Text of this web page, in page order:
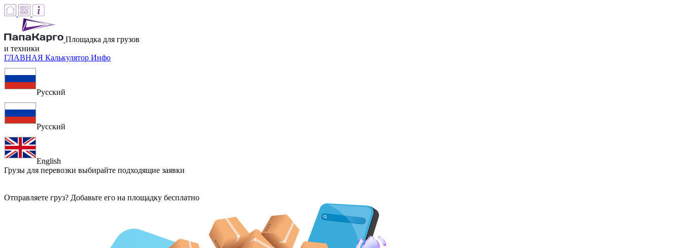
Площадка для грузов
и техники
ГЛАВНАЯ Калькулятор Инфо
Русский
Русский
English
Грузы для перевозки выбирайте подходящие заявки
Отправляете груз? Добавьте его на площадку бесплатно